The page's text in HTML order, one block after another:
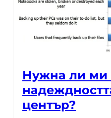
Нужна ли ми
център?